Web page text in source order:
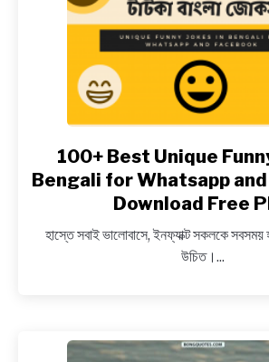
BENGALI WISHES
NEWS
BENGALI LYRICS
BENGALI STORIES
link
to
100+
Unique
Funny
for
100+ Best Unique
Bengali for Whatsapp
Download Free
হাস্তে সবাই ভালোবাসে, ইনফ্যাক্ট সকলকে সবসময়
উচিত।...